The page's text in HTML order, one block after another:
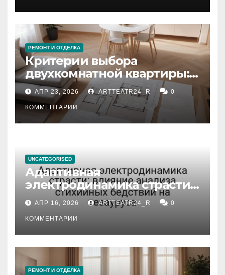
РЕМОНТ И ОТДЕЛКА
Критерии выбора
двухкомнатной квартиры:
планировка, площадь,
состояние и документация
АПР 23, 2026 ARTTEATR24_R 0
КОММЕНТАРИИ
UNCATEGORISED
Адаптивная
электродинамика страсти:
влияние анализа
стихийных бедствий на
тезауруса
АПР 16, 2026 ARTTEATR24_R 0
КОММЕНТАРИИ
РЕМОНТ И ОТДЕЛКА